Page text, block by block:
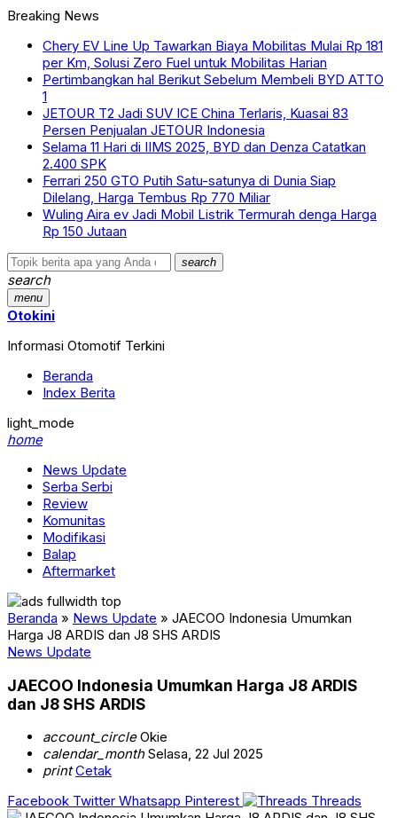
Breaking News
Chery EV Line Up Tawarkan Biaya Mobilitas Mulai Rp 181
per Km, Solusi Zero Fuel untuk Mobilitas Harian
Pertimbangkan hal Berikut Sebelum Membeli BYD ATTO
1
JETOUR T2 Jadi SUV ICE China Terlaris, Kuasai 83
Persen Penjualan JETOUR Indonesia
Selama 11 Hari di IIMS 2025, BYD dan Denza Catatkan
2.400 SPK
Ferrari 250 GTO Putih Satu-satunya di Dunia Siap
Dilelang, Harga Tembus Rp 770 Miliar
Wuling Aira ev Jadi Mobil Listrik Termurah denga Harga
Rp 150 Jutaan
search
search
menu
Otokini
Informasi Otomotif Terkini
Beranda
Index Berita
light_mode
home
News Update
Serba Serbi
Review
Komunitas
Modifikasi
Balap
Aftermarket
Beranda » News Update » JAECOO Indonesia Umumkan
Harga J8 ARDIS dan J8 SHS ARDIS
News Update
JAECOO Indonesia Umumkan Harga J8 ARDIS
dan J8 SHS ARDIS
account_circleOkie
calendar_monthSelasa, 22 Jul 2025
print Cetak
Facebook Twitter Whatsapp Pinterest Threads